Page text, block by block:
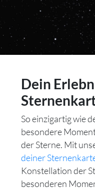
Dein
So einzigartig wie
besondere
der Sterne. Mit
deiner
Konstellation der
besonderen